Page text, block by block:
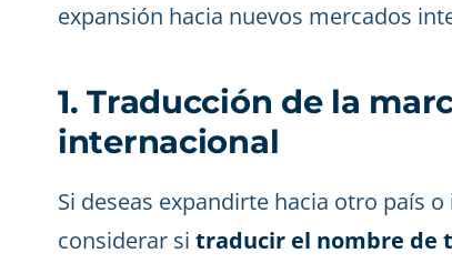
expansión hacia nuevos mercados
1. Traducción de la
internacional
Si deseas expandirte hacia otro país
considerar si traducir el nombre de